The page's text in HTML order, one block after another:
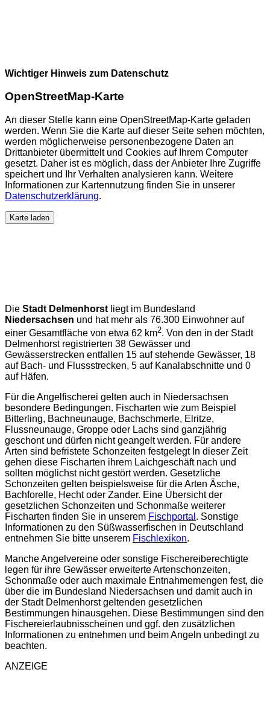
Wichtiger Hinweis zum Datenschutz
OpenStreetMap-Karte
An dieser Stelle kann eine OpenStreetMap-Karte geladen
werden. Wenn Sie die Karte auf dieser Seite sehen möchten,
werden möglicherweise personenbezogene Daten an
Drittanbieter übermittelt und Cookies auf Ihrem Computer
gesetzt. Daher ist es möglich, dass der Anbieter Ihre Zugriffe
speichert und Ihr Verhalten analysieren kann. Weitere
Informationen zur Kartennutzung finden Sie in unserer
Datenschutzerklärung.
Karte laden
Die Stadt Delmenhorst liegt im Bundesland
Niedersachsen und hat mehr als 76.300 Einwohner auf
einer Gesamtfläche von etwa 62 km2. Von den in der Stadt
Delmenhorst registrierten 38 Gewässer und
Gewässerstrecken entfallen 15 auf stehende Gewässer, 18
auf Bach- und Flussstrecken, 5 auf Kanalabschnitte und 0
auf Häfen.
Für die Angelfischerei gelten auch in Niedersachsen
besondere Bedingungen. Fischarten wie zum Beispiel
Bitterling, Bachneunauge, Bachschmerle, Elritze,
Flussneunauge, Groppe oder Lachs sind ganzjährig
geschont und dürfen nicht geangelt werden. Für andere
Arten sind befristete Schonzeiten festgelegt In dieser Zeit
gehen diese Fischarten ihrem Laichgeschäft nach und
sollten möglichst nicht gestört werden. Gesetzliche
Schonzeiten gelten beispielsweise für die Arten Äsche,
Bachforelle, Hecht oder Zander. Eine Übersicht der
gesetzlichen Schonzeiten und Schonmaße weiterer
Fischarten finden Sie in unserem Fischportal . Sonstige
Informationen zu den Süßwasserfischen in Deutschland
entnehmen Sie bitte unserem Fischlexikon.
Manche Angelvereine oder sonstige Fischereiberechtigte
legen für ihre Gewässer erweiterte Artenschonzeiten,
Schonmaße oder auch maximale Entnahmemengen fest, die
über die im Bundesland Niedersachsen und damit auch in
der Stadt Delmenhorst geltenden gesetzlichen
Bestimmungen hinausgehen. Diese Bestimmungen sind den
Fischereierlaubnisscheinen und ggf. den zusätzlichen
Informationen zu entnehmen und beim Angeln unbedingt zu
beachten.
ANZEIGE